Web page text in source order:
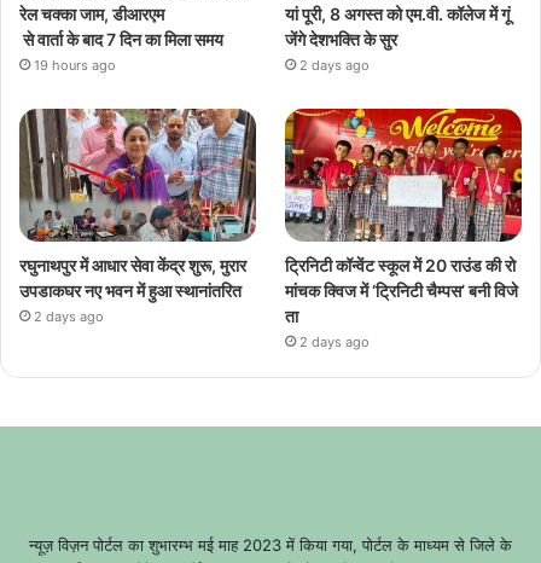
रेल चक्का जाम, डीआरएम
से वार्ता के बाद 7 दिन का मिला समय
19 hours ago
यां पूरी, 8 अगस्त को एम.वी. कॉलेज में गूं
जेंगे देशभक्ति के सुर
2 days ago
रघुनाथपुर में आधार सेवा केंद्र शुरू, मुरार
उपडाकघर नए भवन में हुआ स्थानांतरित
2 days ago
ट्रिनिटी कॉन्वेंट स्कूल में 20 राउंड की रो
मांचक क्विज में ‘ट्रिनिटी चैम्पस’ बनी विजे
ता
2 days ago
न्यूज़ विज़न पोर्टल का शुभारम्भ मई माह 2023 में किया गया, पोर्टल के माध्यम से जिले के